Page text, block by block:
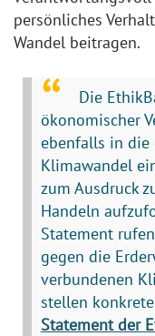
persönliches
Wandel beitragen.
Die
ökonomischer
ebenfalls in die
Klimawandel
zum Ausdruck
Handeln
Statement
gegen die
verbundenen
stellen
Statement der